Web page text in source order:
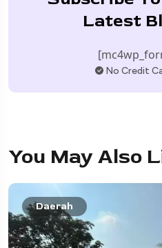
Latest
No Credit
You May Also
Daerah